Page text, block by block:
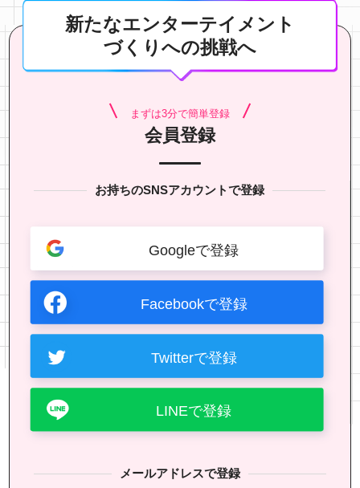
新たなエンターテイメント
づくりへの挑戦へ
まずは3分で簡単登録
会員登録
お持ちのSNSアカウントで登録
Googleで登録
Facebookで登録
Twitterで登録
LINEで登録
メールアドレスで登録